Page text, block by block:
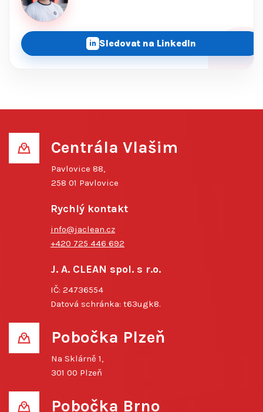
in Sledovat na LinkedIn
Centrála Vlašim
Pavlovice 88,
258 01 Pavlovice
Rychlý kontakt
info@jaclean.cz
+420 725 446 692
J. A. CLEAN spol. s r.o.
IČ: 24736554
Datová schránka: t63ugk8.
Pobočka Plzeň
Na Sklárně 1,
301 00 Plzeň
Pobočka Brno